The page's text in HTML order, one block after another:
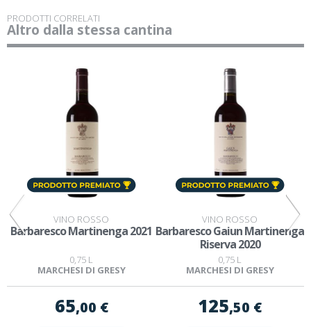
PRODOTTI CORRELATI
Altro dalla stessa cantina
VINO ROSSO
Barbaresco Martinenga 2021
0,75 L
MARCHESI DI GRESY
65,00 €
VINO ROSSO
Barbaresco Gaiun Martinenga
Riserva 2020
0,75 L
MARCHESI DI GRESY
125,50 €